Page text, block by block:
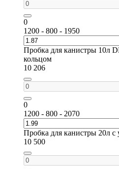
0
1200 - 800 - 1950
Пробка для канистры 10л
кольцом
10 206
0
1200 - 800 - 2070
Пробка для канистры 20л
10 500